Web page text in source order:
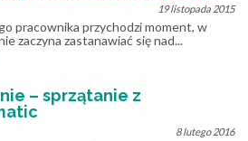
19 listopada 2015
pracownika przychodzi moment, w
zaczyna zastanawiać się nad...
– sprzątanie z
8 lutego 2016